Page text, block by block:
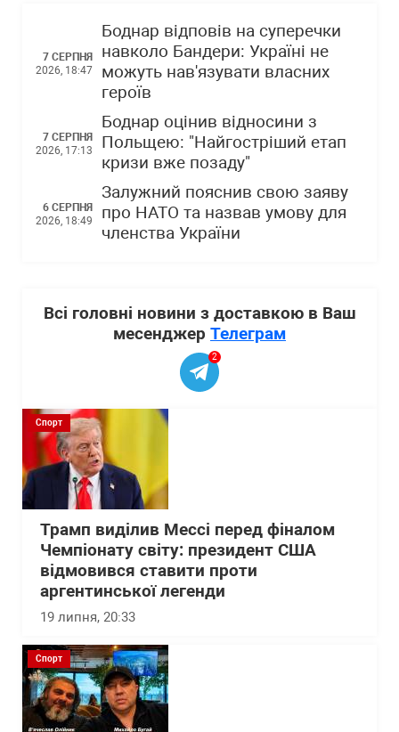
7 СЕРПНЯ
2026, 18:47
Боднар відповів на суперечки
навколо Бандери: Україні не
можуть нав'язувати власних
героїв
7 СЕРПНЯ
2026, 17:13
Боднар оцінив відносини з
Польщею: "Найгостріший етап
кризи вже позаду"
6 СЕРПНЯ
2026, 18:49
Залужний пояснив свою заяву
про НАТО та назвав умову для
членства України
Всі головні новини з доставкою в Ваш
месенджер Телеграм
2
Спорт
Трамп виділив Мессі перед фіналом
Чемпіонату світу: президент США
відмовився ставити проти
аргентинської легенди
19 липня, 20:33
Спорт